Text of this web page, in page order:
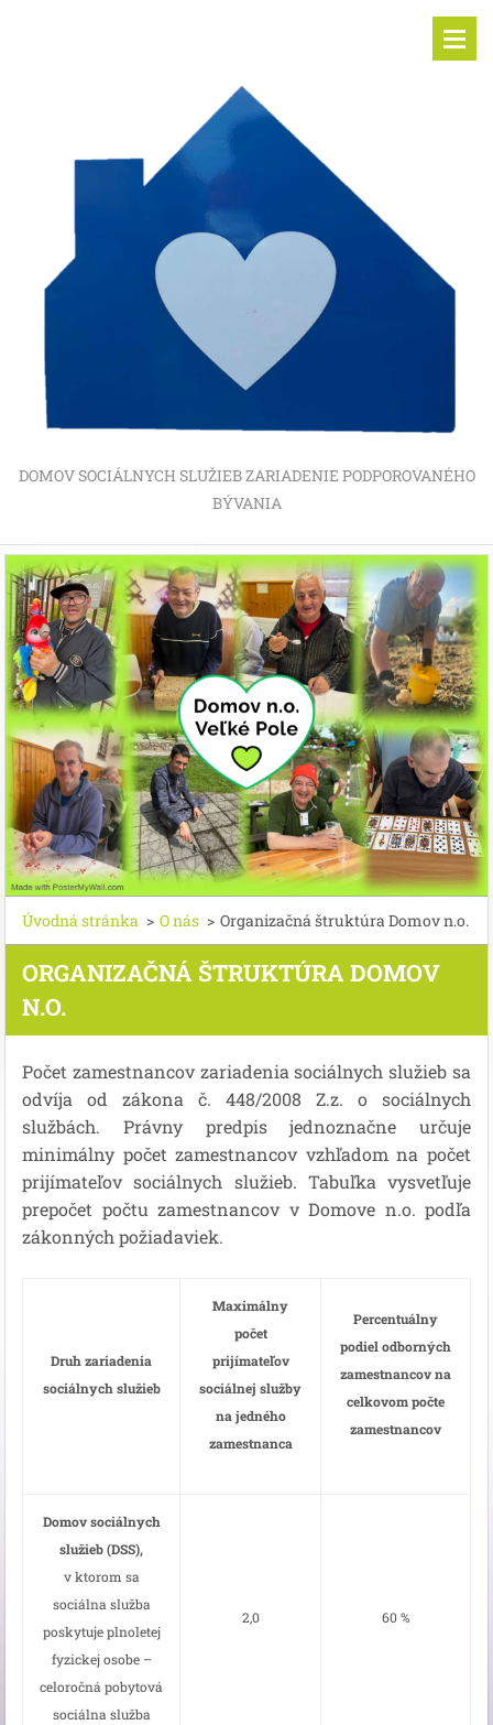
DOMOV SOCIÁLNYCH SLUŽIEB ZARIADENIE PODPOROVANÉHO
BÝVANIA
Úvodná stránka > O nás > Organizačná štruktúra Domov n.o.
ORGANIZAČNÁ ŠTRUKTÚRA DOMOV
N.O.
Počet zamestnancov zariadenia sociálnych služieb sa
odvíja od zákona č. 448/2008 Z.z. o sociálnych
službách. Právny predpis jednoznačne určuje
minimálny počet zamestnancov vzhľadom na počet
prijímateľov sociálnych služieb. Tabuľka vysvetľuje
prepočet počtu zamestnancov v Domove n.o. podľa
zákonných požiadaviek.
Druh zariadenia
sociálnych služieb
Maximálny
počet
prijímateľov
sociálnej služby
na jedného
zamestnanca
Percentuálny
podiel odborných
zamestnancov na
celkovom počte
zamestnancov
Domov sociálnych
služieb (DSS),
v ktorom sa
sociálna služba
poskytuje plnoletej
fyzickej osobe –
celoročná pobytová
sociálna služba
2,0 60 %